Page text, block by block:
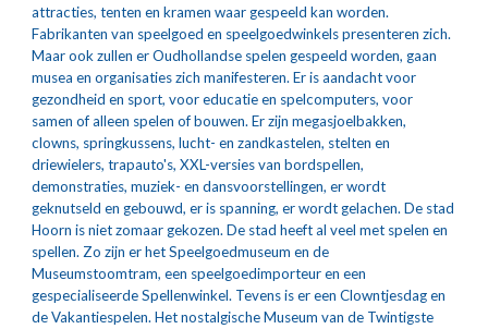
attracties, tenten en kramen waar gespeeld kan worden.
Fabrikanten van speelgoed en speelgoedwinkels presenteren zich.
Maar ook zullen er Oudhollandse spelen gespeeld worden, gaan
musea en organisaties zich manifesteren. Er is aandacht voor
gezondheid en sport, voor educatie en spelcomputers, voor
samen of alleen spelen of bouwen. Er zijn megasjoelbakken,
clowns, springkussens, lucht- en zandkastelen, stelten en
driewielers, trapauto's, XXL-versies van bordspellen,
demonstraties, muziek- en dansvoorstellingen, er wordt
geknutseld en gebouwd, er is spanning, er wordt gelachen. De stad
Hoorn is niet zomaar gekozen. De stad heeft al veel met spelen en
spellen. Zo zijn er het Speelgoedmuseum en de
Museumstoomtram, een speelgoedimporteur en een
gespecialiseerde Spellenwinkel. Tevens is er een Clowntjesdag en
de Vakantiespelen. Het nostalgische Museum van de Twintigste